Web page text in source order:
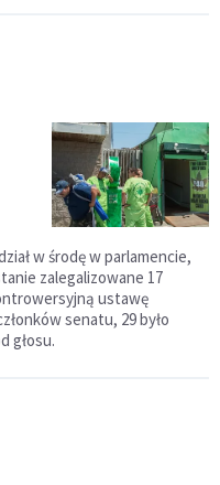
w środę w parlamencie,
zalegalizowane 17
ustawę
senatu, 29 było
głosu.